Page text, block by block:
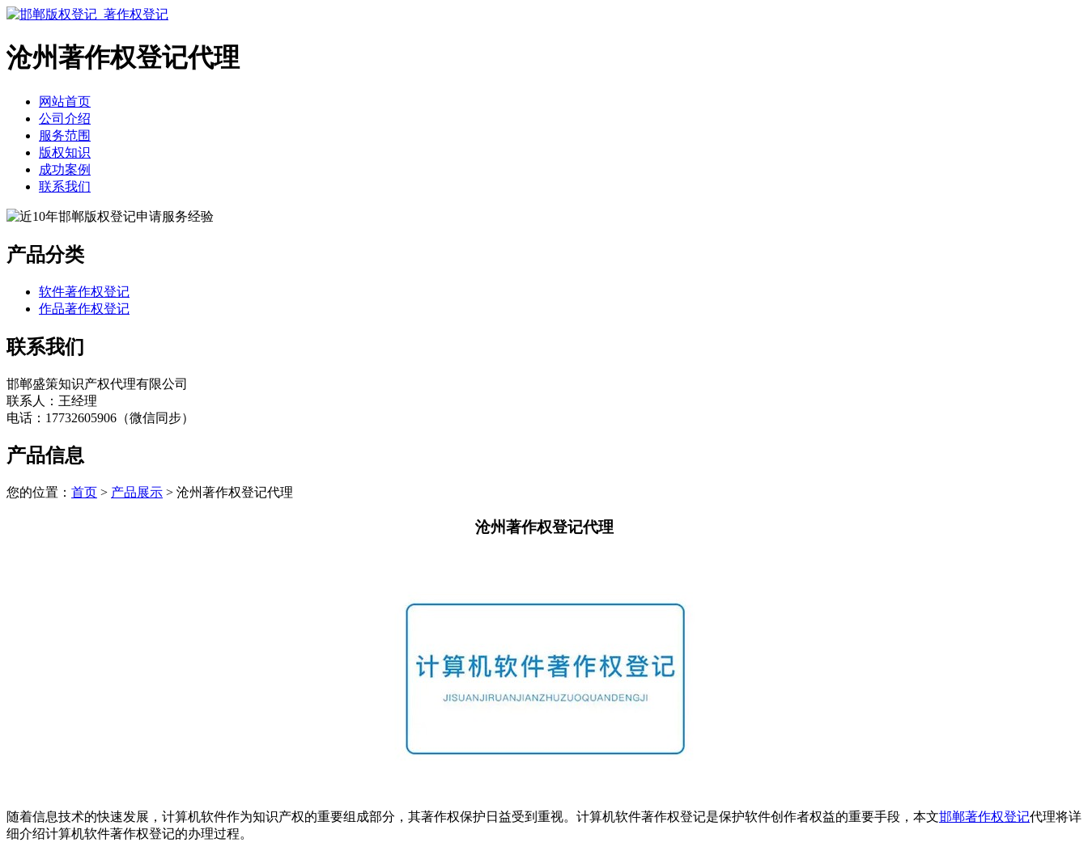
沧州著作权登记代理
网站首页
公司介绍
服务范围
版权知识
成功案例
联系我们
产品分类
软件著作权登记
作品著作权登记
联系我们
邯郸盛策知识产权代理有限公司
联系人：王经理
电话：17732605906（微信同步）
产品信息
您的位置： 首页 > 产品展示 > 沧州著作权登记代理
沧州著作权登记代理
随着信息技术的快速发展，计算机软件作为知识产权的重要组成部分，其著作权保护日益受到重视。计算机软件著作权登记是保护软件创作者权益的重要手段，本文邯郸著作权登记代理将详
细介绍计算机软件著作权登记的办理过程。